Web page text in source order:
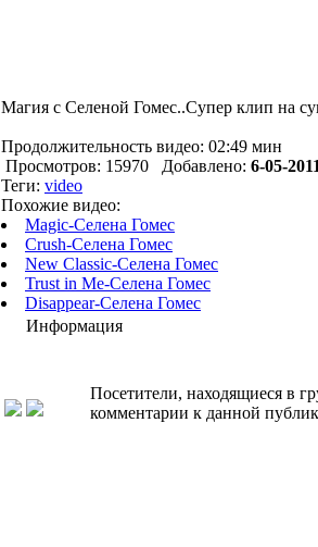
Магия с Селеной Гомес..Супер клип на
Продолжительность видео: 02:49 мин
Просмотров: 15970 Добавлено: 6-05-
Теги: video
Похожие видео:
Magic-Селена Гомес
Crush-Селена Гомес
New Classic-Селена Гомес
Trust in Me-Селена Гомес
Disappear-Селена Гомес
Информация
Посетители, находящиеся в
комментарии к данной